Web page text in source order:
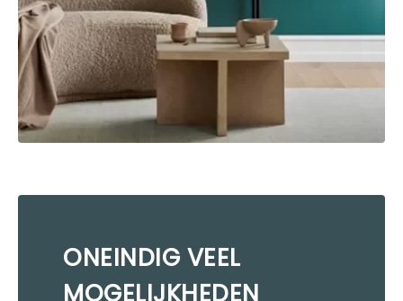
ONEINDIG VEEL
MOGELIJKHEDEN